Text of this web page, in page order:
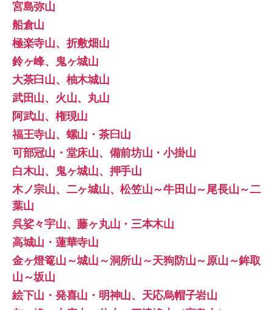
宮島弥山
船倉山
極楽寺山、折敷畑山
鈴ヶ峰、鬼ヶ城山
大茶臼山、柚木城山
武田山、火山、丸山
阿武山、権現山
福王寺山、螺山・茶臼山
可部冠山・堂床山、備前坊山・小掛山
白木山、鬼ヶ城山、押手山
木ノ宗山、二ヶ城山、松笠山～牛田山～尾長山～二
葉山
呉娑々宇山、藤ヶ丸山・三本木山
高城山・蓮華寺山
金ヶ燈篭山～城山～洞所山～天狗防山～原山～鉾取
山～坂山
絵下山・発喜山・明神山、天応烏帽子岩山